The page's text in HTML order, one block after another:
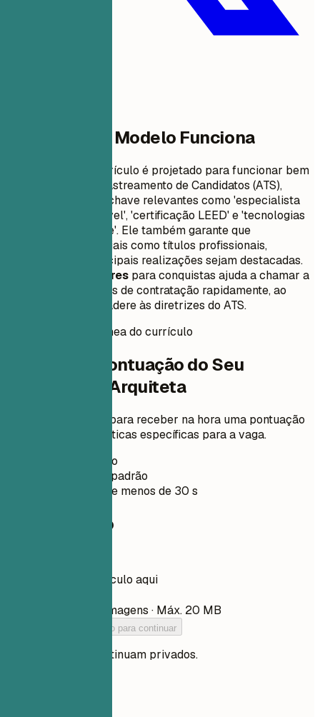
Por Que Este Modelo Funciona
Este formato de currículo é projetado para funcionar bem
com Sistemas de Rastreamento de Candidatos (ATS),
incluindo palavras-chave relevantes como 'especialista
em design sustentável', 'certificação LEED' e 'tecnologias
de construção verde'. Ele também garante que
informações essenciais como títulos profissionais,
certificações e principais realizações sejam destacadas.
O uso de marcadores para conquistas ajuda a chamar a
atenção dos gerentes de contratação rapidamente, ao
mesmo tempo que adere às diretrizes do ATS.
Pontuação instantânea do currículo
Verifique a Pontuação do Seu
Currículo de Arquiteta
Envie seu currículo para receber na hora uma pontuação
ATS e melhorias práticas específicas para a vaga.
Sem cadastro
Privado por padrão
Normalmente menos de 30 s
Seu currículo
Arraste seu currículo aqui
PDF, DOCX, TXT e imagens · Máx. 20 MB
Adicione seu currículo para continuar
Seus arquivos continuam privados.